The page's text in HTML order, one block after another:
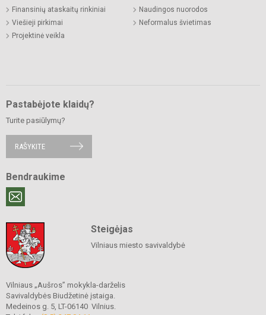
Finansinių ataskaitų rinkiniai
Viešieji pirkimai
Projektinė veikla
Naudingos nuorodos
Neformalus švietimas
Pastabėjote klaidų?
Turite pasiūlymų?
RAŠYKITE
Bendraukime
Steigėjas
Vilniaus miesto savivaldybė
Vilniaus „Aušros” mokykla-darželis
Savivaldybės Biudžetinė įstaiga.
Medeinos g. 5, LT-06140 Vilnius.